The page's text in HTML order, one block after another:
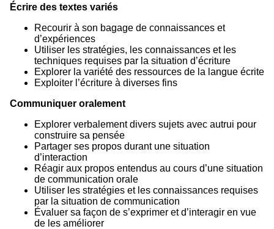
Écrire des textes variés
Recourir à son bagage de connaissances et
d’expériences
Utiliser les stratégies, les connaissances et les
techniques requises par la situation d’écriture
Explorer la variété des ressources de la langue écrite
Exploiter l’écriture à diverses fins
Communiquer oralement
Explorer verbalement divers sujets avec autrui pour
construire sa pensée
Partager ses propos durant une situation
d’interaction
Réagir aux propos entendus au cours d’une situation
de communication orale
Utiliser les stratégies et les connaissances requises
par la situation de communication
Évaluer sa façon de s’exprimer et d’interagir en vue
de les améliorer